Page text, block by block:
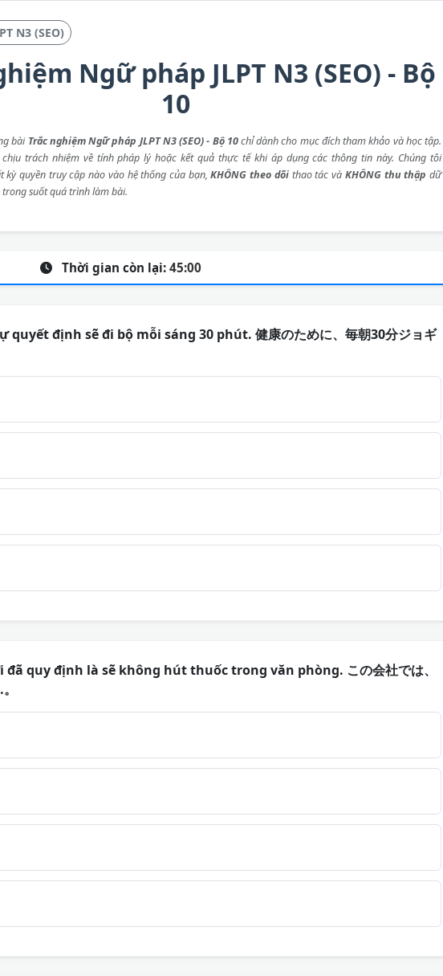
N3 (SEO)
Ngữ pháp JLPT N3 (SEO) - Bộ
10
bài Trắc nghiệm Ngữ pháp JLPT N3 (SEO) - Bộ 10chỉ dành cho mục đích tham khảo và học tập.
trách nhiệm về tính pháp lý hoặc kết quả thực tế khi áp dụng các thông tin này. Chúng tôi
kỳ quyền truy cập nào vào hệ thống của bạn,KHÔNG theo dõithao tác và KHÔNG thu thập dữ
suốt quá trình làm bài.
Thời gian còn lại: 45:00
định sẽ đi bộ mỗi sáng 30 phút. 健康のために、毎朝30分ジョギ
quy định là sẽ không hút thuốc trong văn phòng. この会社では、